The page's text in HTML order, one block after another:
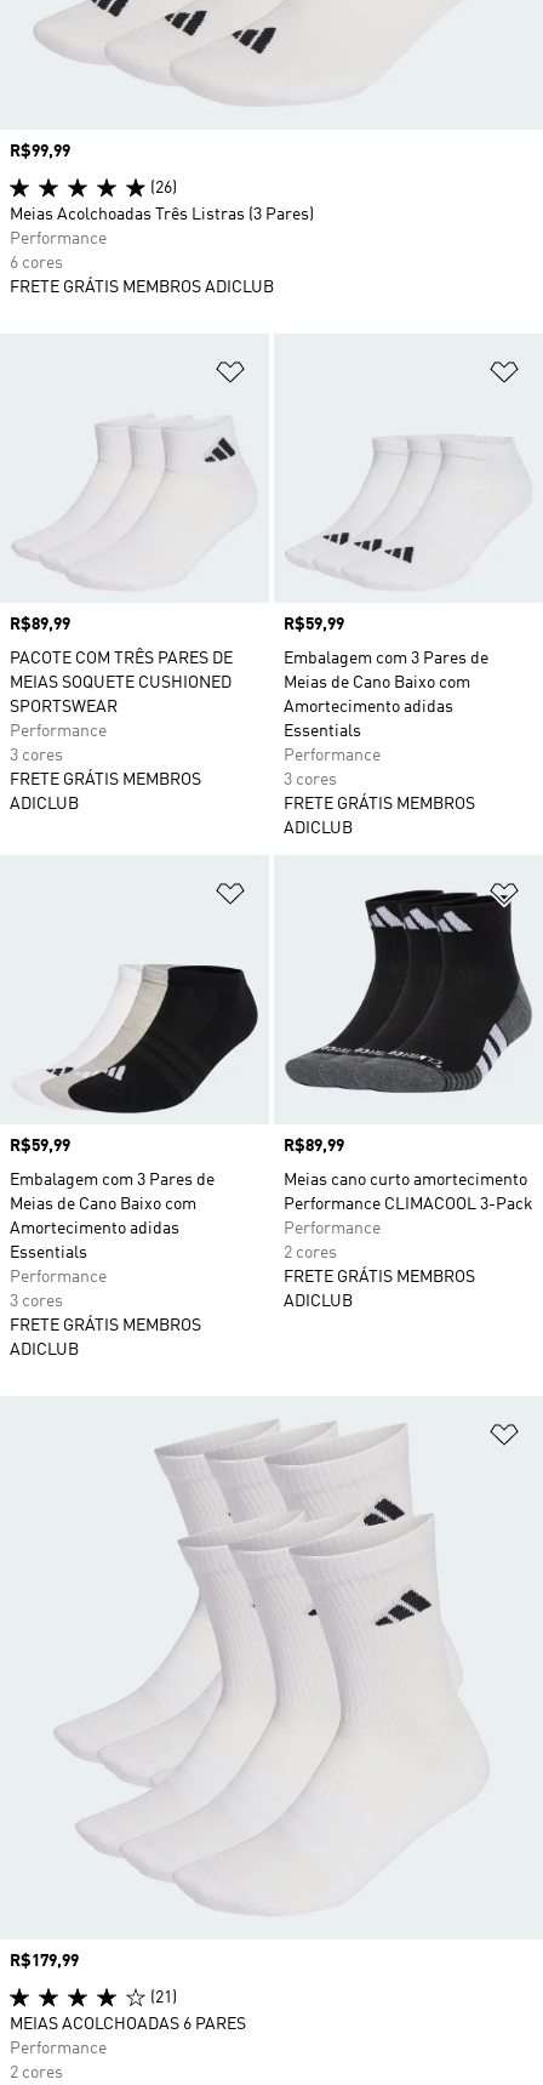
Preço
R$89,99
PACOTE COM TRÊS PARES DE
MEIAS SOQUETE CUSHIONED
SPORTSWEAR
Performance
3 cores
FRETE GRÁTIS MEMBROS
ADICLUB
Preço
R$59,99
Embalagem com 3 Pares de
Meias de Cano Baixo com
Amortecimento adidas
Essentials
Performance
3 cores
FRETE GRÁTIS MEMBROS
ADICLUB
Adicionar à Lista de Desejos
Preço
R$59,99
Embalagem com 3 Pares de
Meias de Cano Baixo com
Amortecimento adidas
Essentials
Performance
3 cores
FRETE GRÁTIS MEMBROS
ADICLUB
Preço
R$89,99
Meias cano curto amortecimento
Performance CLIMACOOL 3-Pack
Performance
2 cores
FRETE GRÁTIS MEMBROS
ADICLUB
Preço
R$179,99
(21)
MEIAS ACOLCHOADAS 6 PARES
Performance
2 cores
Preço
R$99,99
(26)
Meias Acolchoadas Três Listras (3 Pares)
Performance
6 cores
FRETE GRÁTIS MEMBROS ADICLUB